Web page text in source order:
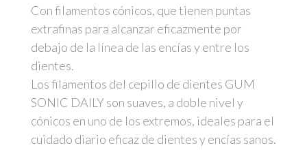
Con filamentos cónicos, que tienen puntas
extrafinas para alcanzar eficazmente por
debajo de la línea de las encías y entre los
dientes.
Los filamentos del cepillo de dientes GUM
SONIC DAILY son suaves, a doble nivel y
cónicos en uno de los extremos, ideales para el
cuidado diario eficaz de dientes y encías sanos.